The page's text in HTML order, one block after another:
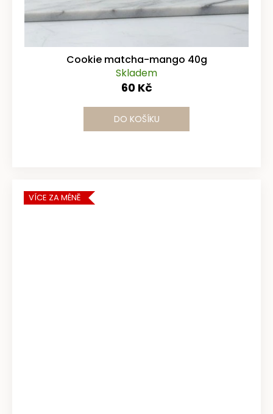
Cookie matcha-mango 40g
Skladem
60 Kč
DO KOŠÍKU
VÍCE ZA MÉNĚ